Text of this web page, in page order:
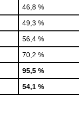
46,8 %
49,3 %
56,4 %
70,2 %
95,5 %
54,1 %